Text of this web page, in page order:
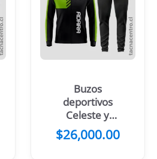
Buzos
deportivos
Celeste y
rosado
$26,000.00